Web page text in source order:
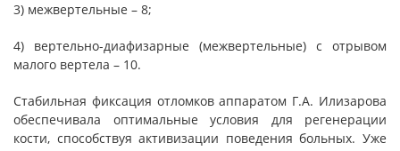
3) межвертельные – 8;
4) вертельно-диафизарные (межвертельные) с отрывом
малого вертела – 10.
Стабильная фиксация отломков аппаратом Г.А. Илизарова
обеспечивала оптимальные условия для регенерации
кости, способствуя активизации поведения больных. Уже